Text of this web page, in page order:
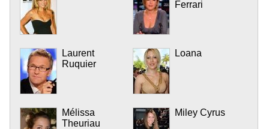
Ferrari
Laurent
Ruquier
Loana
Mélissa
Theuriau
Miley Cyrus